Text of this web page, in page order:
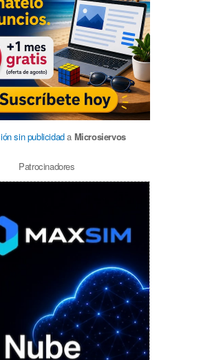
sin publicidada Microsiervos
Patrocinadores